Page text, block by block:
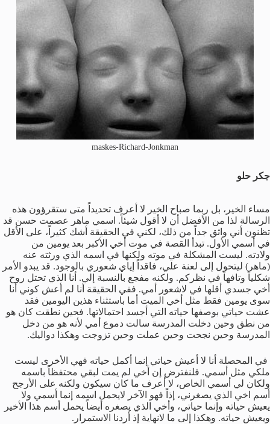
maskes-Richard-Jonkman
جكر حلو
مساء الخير، بل ربما صباح الخير لا أعرف تحديداً متى ستقرؤون هذه
الرسالة لذا من الأفضل أن لا أقول شيئاً. اسمي ماهر عصمت حسن قد
تظنون أني واثق جداً من ذلك، لكني في الحقيقة أشك كثيراً، على الأقل
في أسمي الأول. تبدأ القصة في موت أخي الأكبر بعد يومين من
ولادته. ليست المشكلة في موته ولكنها في اسمه الذي ورثته عنه
(ماهر) ليتحول إلى لعنة علي، فاقداً إياي شعوري بالوجود. قد يبدو الأمر
شكلياً وتافهاً في نظركم. ولكنه مفجع بالنسبة إلي. أنا الذي تحتل روح
أخي جسدي أقلها في لاشعور أمي. ففي الحقيقة أنا لم أعش كوني أنا
سوى يومين فقط مثل أخي الميت أما باستثناء هذين اليومين فقد
عشت حياتي بوصفها حياته التي أجسد احتمالاتها. فحين نطقت كان هو
من نطق وحين دخلت المدرسة سالت دموع أمي لأنه هو من دخل
المدرسة وحين نجحت وحين عملت وحين تزوجت وهكذا دواليك.
في المحصلة أنا لا أعيش حياتي إنما أكمل حياته فهي الأخرى ليست
ملكي مثل أسمي. فلنفترض إن أخي لم يمت لبقي محتفظاً باسمه
ولكان لي أسمي الخاص، لا أعرف ما كان سيكون ولكنه على الأرجح
أسم اخي الذي يصغرني، إذاً فهو الآخر لايحمل اسمه إنما أسمي ولا
يعيش حياته وإنما حياتي، وأخي الذي يصغره أيضاً يحمل أسم هذا الأخير
ويعيش حياته. وهكذا إلى ما لانهاية إذ أردنا الاستمرار.